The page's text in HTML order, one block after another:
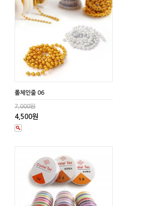
롤체인줄 06
7,000원
4,500원